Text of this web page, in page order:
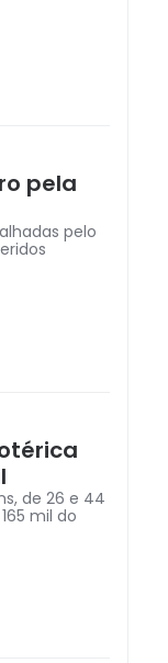
pela
pelo
de 26 e 44
mil do